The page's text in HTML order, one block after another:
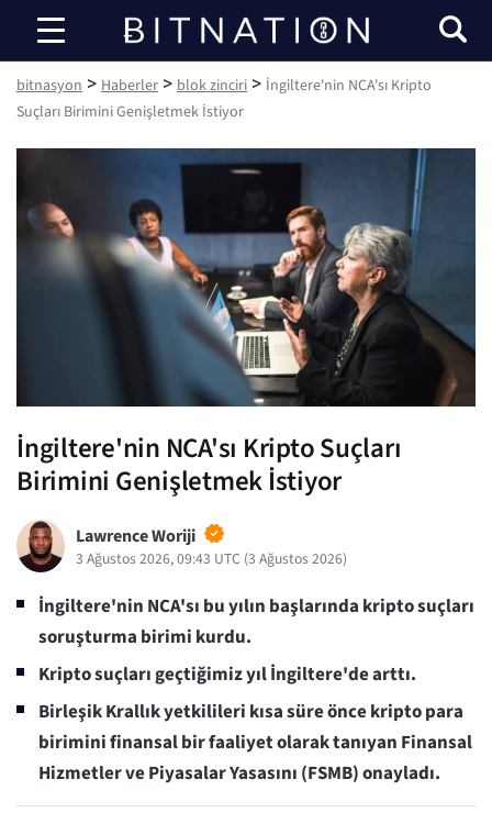
bitnasyon
bitnasyon > Haberler > blok zinciri > İngiltere'nin NCA'sı Kripto
Suçları Birimini Genişletmek İstiyor
İngiltere'nin NCA'sı Kripto Suçları
Birimini Genişletmek İstiyor
Lawrence Woriji
3 Ağustos 2026, 09:43 UTC (3 Ağustos 2026)
İngiltere'nin NCA'sı bu yılın başlarında kripto suçları
soruşturma birimi kurdu.
Kripto suçları geçtiğimiz yıl İngiltere'de arttı.
Birleşik Krallık yetkilileri kısa süre önce kripto para
birimini finansal bir faaliyet olarak tanıyan Finansal
Hizmetler ve Piyasalar Yasasını (FSMB) onayladı.